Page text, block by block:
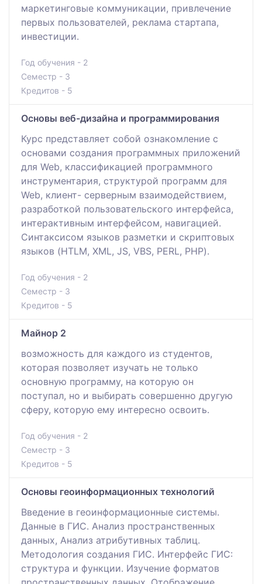
маркетинговые коммуникации, привлечение
первых пользователей, реклама стартапа,
инвестиции.
Год обучения - 2
Семестр - 3
Кредитов - 5
Основы веб-дизайна и программирования
Курс представляет собой ознакомление с
основами создания программных приложений
для Web, классификацией программного
инструментария, структурой программ для
Web, клиент- серверным взаимодействием,
разработкой пользовательского интерфейса,
интерактивным интерфейсом, навигацией.
Синтаксисом языков разметки и скриптовых
языков (HTLM, XML, JS, VBS, PERL, PHP).
Год обучения - 2
Семестр - 3
Кредитов - 5
Майнор 2
возможность для каждого из студентов,
которая позволяет изучать не только
основную программу, на которую он
поступал, но и выбирать совершенно другую
сферу, которую ему интересно освоить.
Год обучения - 2
Семестр - 3
Кредитов - 5
Основы геоинформационных технологий
Введение в геоинформационные системы.
Данные в ГИС. Анализ пространственных
данных, Анализ атрибутивных таблиц.
Методология создания ГИС. Интерфейс ГИС:
структура и функции. Изучение форматов